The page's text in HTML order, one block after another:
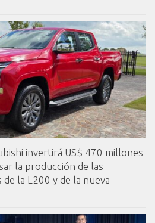
invertirá US$ 470 millones
la producción de las
la L200 y de la nueva